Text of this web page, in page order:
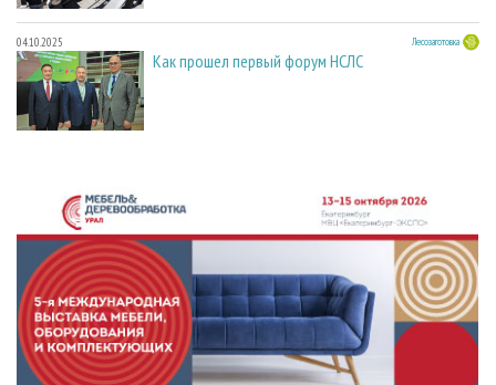
04.10.2025 Лесозаготовка
Как прошел первый форум НСЛС